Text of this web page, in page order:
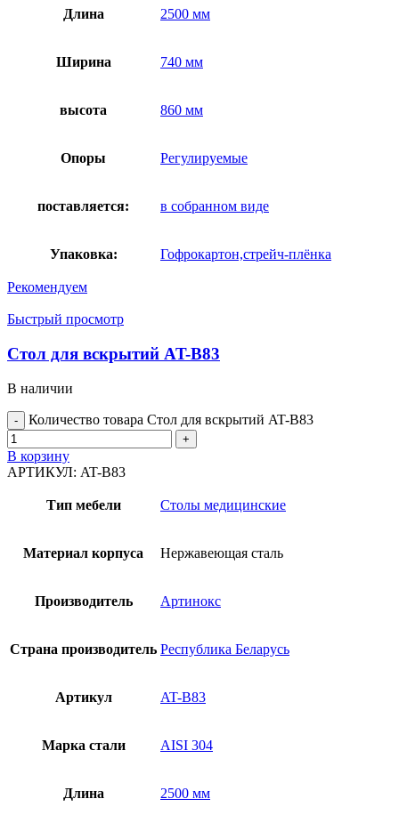
Длина 2500 мм
Ширина 740 мм
высота 860 мм
Опоры Регулируемые
поставляется: в собранном виде
Упаковка: Гофрокартон,стрейч-плёнка
Рекомендуем
Быстрый просмотр
Стол для вскрытий AT-B83
В наличии
Количество товара Стол для вскрытий AT-B83
В корзину
АРТИКУЛ: AT-B83
Тип мебели Столы медицинские
Материал корпуса Нержавеющая сталь
Производитель Артинокс
Страна производитель Республика Беларусь
Артикул AT-B83
Марка стали AISI 304
Длина 2500 мм